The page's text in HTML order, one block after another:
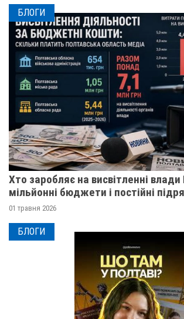
БЛОГИ
Хто заробляє на висвітленні
мільйонні бюджети і постійні
01 травня 2026
БЛОГИ